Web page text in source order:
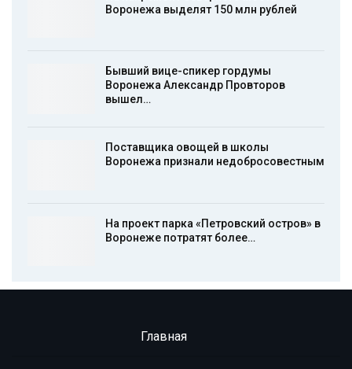
Воронежа выделят 150 млн рублей
Бывший вице-спикер гордумы
Воронежа Александр Провторов
вышел…
Поставщика овощей в школы
Воронежа признали недобросовестным
На проект парка «Петровский остров» в
Воронеже потратят более…
Главная